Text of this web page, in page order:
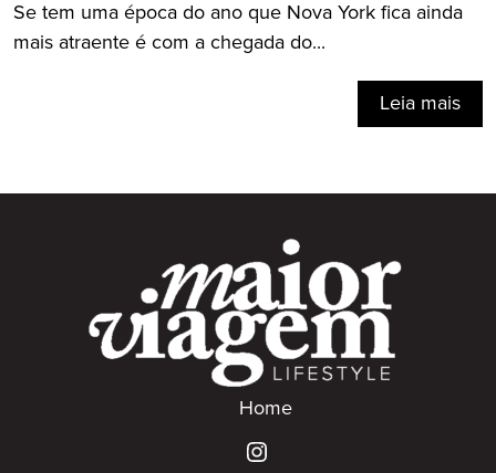
Se tem uma época do ano que Nova York fica ainda
mais atraente é com a chegada do...
Leia mais
Home